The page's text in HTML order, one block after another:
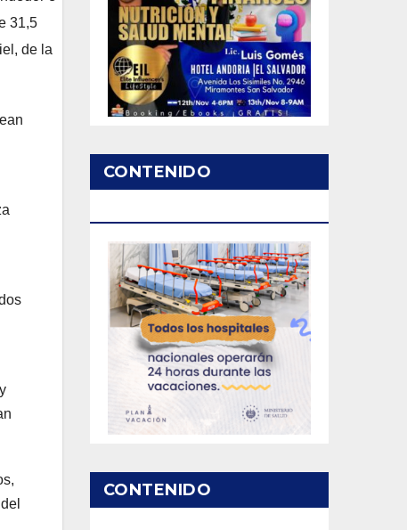
31,5
de la
CONTENIDO
CONTENIDO